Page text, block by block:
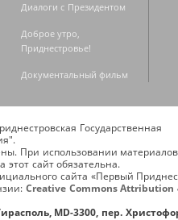
Диалоги с Президентом
Доброе утро,
Приднестровье!
Документальный фильм
Государственная
При использовании
этот сайт обязательна.
сайта «Первый
Creative Commons Attribution
MD-3300, пер.